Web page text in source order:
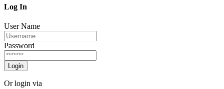
Log In
User Name
Password
Login
Or login via